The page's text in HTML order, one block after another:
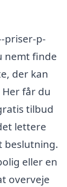
priser-p-
nemt finde
der kan
får du
tilbud
lettere
eller en
overveje